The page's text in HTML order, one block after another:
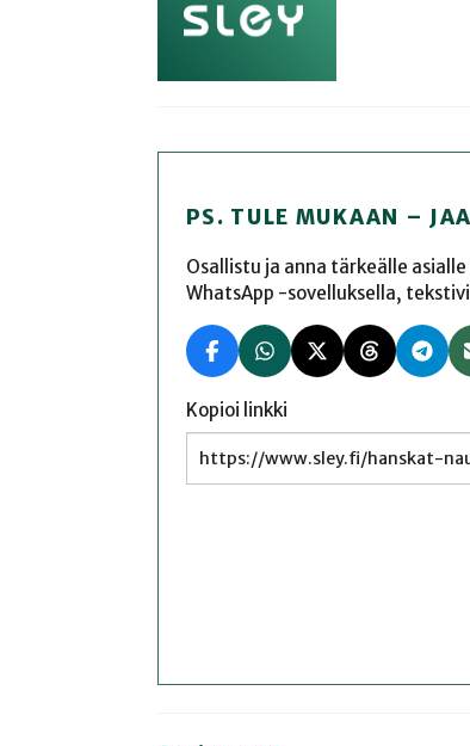
PS. TULE MUKAAN –
Osallistu ja anna tärkeälle
WhatsApp -sovelluksella,
Kopioi linkki